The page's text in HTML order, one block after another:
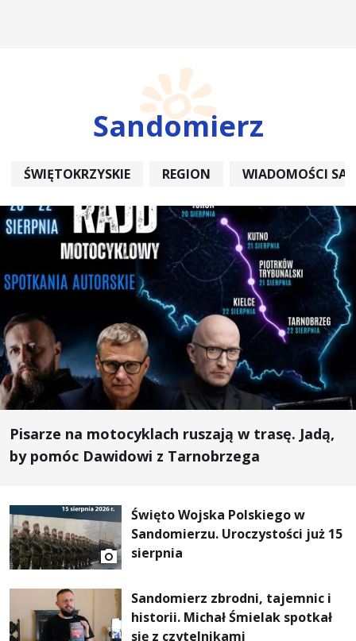
Sandomierz
ŚWIĘTOKRZYSKIE REGION WIADOMOŚCI
Pisarze na motocyklach ruszają w trasę. Jadą,
by pomóc Dawidowi z Tarnobrzega
Święto Wojska Polskiego w
Sandomierzu. Uroczystości już 15
sierpnia
Sandomierz zbrodni, tajemnic i
historii. Michał Śmielak spotkał
się z czytelnikami